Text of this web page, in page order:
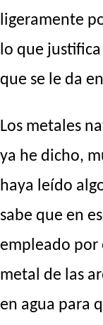
ligeramente
lo que
que se le da
Los metales
ya he dicho,
haya leído
sabe que en
empleado por
metal de las
en agua para